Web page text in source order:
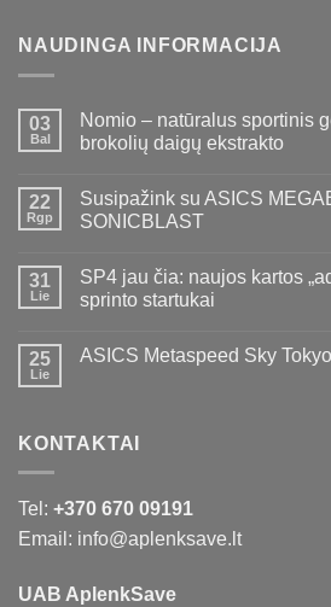
NAUDINGA INFORMACIJA
03
Bal
Nomio – natūralus sportinis
brokolių daigų ekstrakto
22
Rgp
Susipažink su ASICS
SONICBLAST
31
Lie
SP4 jau čia: naujos kartos
sprinto startukai
25
Lie
ASICS Metaspeed Sky
KONTAKTAI
Tel: +370 670 09191
Email: info@aplenksave.lt
UAB AplenkSave